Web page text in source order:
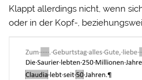
Klappt allerdings nicht, wenn
oder in der Kopf-,